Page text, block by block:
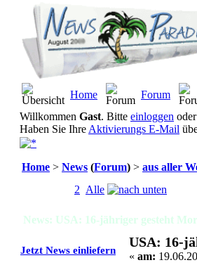
Home Forum
Willkommen Gast. Bitte einloggen oder
Haben Sie Ihre Aktivierungs E-Mail
Home > News (Forum) > aus aller
2 Alle
News: USA: 16-jähriger gesteht
Jetzt News einliefern
USA: 16-
« am: